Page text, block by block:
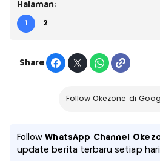
Halaman:
1 2
Share
Follow Okezone di
FollowWhatsApp Channel
update berita terbaru setiap hari